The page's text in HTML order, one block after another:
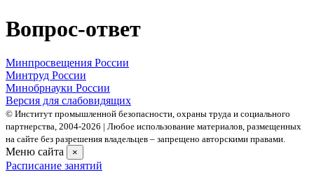
Вопрос-ответ
Минпросвещения России
Минтруд России
Минобрнауки России
Версия для слабовидящих
© Институт промышленной безопасности, охраны труда и социального
партнерства, 2004- 2026 | Любое использование материалов, размещенных
на сайте без разрешения владельцев – запрещено авторскими правами.
Меню сайта ×
Расписание занятий